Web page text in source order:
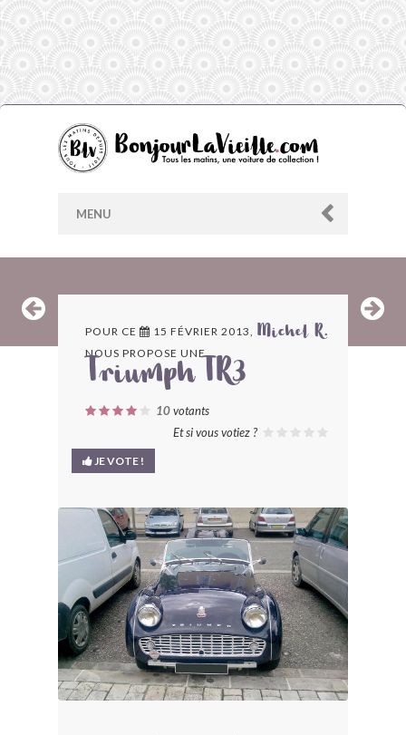
MENU
ARCHIVES
LES CONTRIBUTEURS
LE BLOG
BONJOURLAVIEILLE ?
MODÈLES ET MARQUES
COMMENT FONCTIONNE BLV ?
POUR CE 15 FÉVRIER 2013, Michel R.
NOUS PROPOSE UNE
Triumph TR3
10votants
Et si vous votiez ?
JE VOTE !